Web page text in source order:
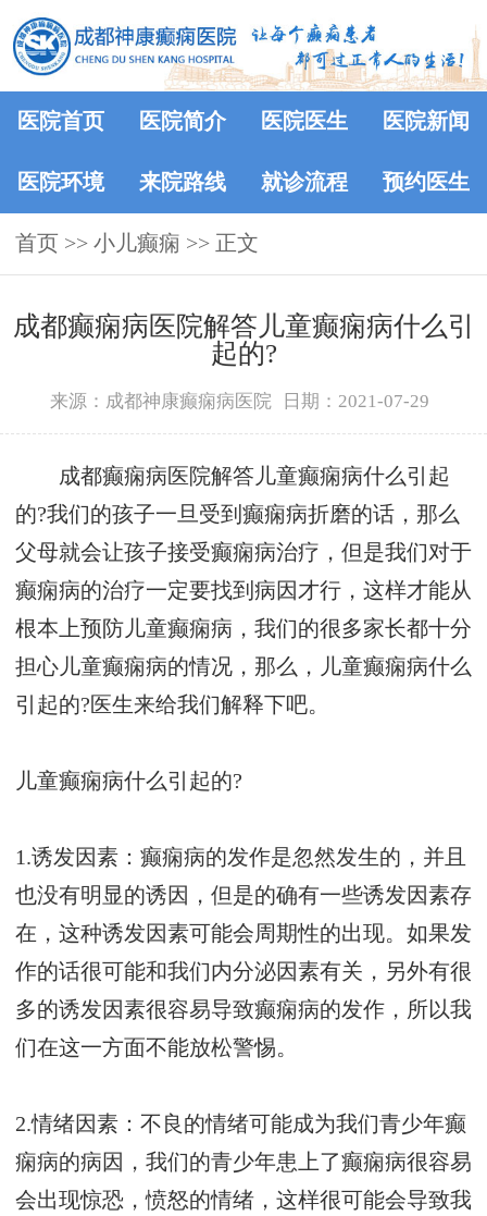
医院首页 医院简介 医院医生 医院新闻
医院环境 来院路线 就诊流程 预约医生
首页 >> 小儿癫痫 >> 正文
成都癫痫病医院解答儿童癫痫病什么引
起的?
来源：成都神康癫痫病医院 日期：2021-07-29
成都癫痫病医院解答儿童癫痫病什么引起
的?我们的孩子一旦受到癫痫病折磨的话，那么
父母就会让孩子接受癫痫病治疗，但是我们对于
癫痫病的治疗一定要找到病因才行，这样才能从
根本上预防儿童癫痫病，我们的很多家长都十分
担心儿童癫痫病的情况，那么，儿童癫痫病什么
引起的?医生来给我们解释下吧。
儿童癫痫病什么引起的?
1.诱发因素：癫痫病的发作是忽然发生的，并且
也没有明显的诱因，但是的确有一些诱发因素存
在，这种诱发因素可能会周期性的出现。如果发
作的话很可能和我们内分泌因素有关，另外有很
多的诱发因素很容易导致癫痫病的发作，所以我
们在这一方面不能放松警惕。
2.情绪因素：不良的情绪可能成为我们青少年癫
痫病的病因，我们的青少年患上了癫痫病很容易
会出现惊恐，愤怒的情绪，这样很可能会导致我